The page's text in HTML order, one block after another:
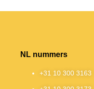
NL nummers
+31 10 300 3163